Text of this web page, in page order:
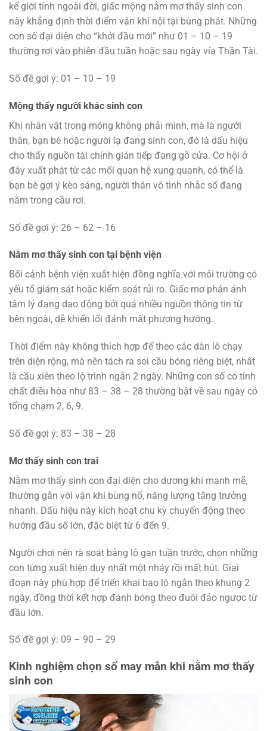
kể giới tính ngoài đời, giấc mộng nằm mơ thấy sinh con
này khẳng định thời điểm vận khí nội tại bùng phát. Những
con số đại diện cho “khởi đầu mới” như 01 – 10 – 19
thường rơi vào phiên đầu tuần hoặc sau ngày vía Thần Tài.
Số đề gợi ý: 01 – 10 – 19
Mộng thấy người khác sinh con
Khi nhân vật trong mộng không phải mình, mà là người
thân, bạn bè hoặc người lạ đang sinh con, đó là dấu hiệu
cho thấy nguồn tài chính gián tiếp đang gõ cửa. Cơ hội ở
đây xuất phát từ các mối quan hệ xung quanh, có thể là
bạn bè gợi ý kèo sáng, người thân vô tình nhắc số đang
nằm trong cầu rơi.
Số đề gợi ý: 26 – 62 – 16
Nằm mơ thấy sinh con tại bệnh viện
Bối cảnh bệnh viện xuất hiện đồng nghĩa với môi trường có
yếu tố giám sát hoặc kiểm soát rủi ro. Giấc mơ phản ánh
tâm lý đang dao động bởi quá nhiều nguồn thông tin từ
bên ngoài, dễ khiến lối đánh mất phương hướng.
Thời điểm này không thích hợp để theo các dàn lô chạy
trên diện rộng, mà nên tách ra soi cầu bóng riêng biệt, nhất
là cầu xiên theo lộ trình ngắn 2 ngày. Những con số có tính
chất điều hòa như 83 – 38 – 28 thường bật về sau ngày có
tổng chạm 2, 6, 9.
Số đề gợi ý: 83 – 38 – 28
Mơ thấy sinh con trai
Nằm mơ thấy sinh con đại diện cho dương khí mạnh mẽ,
thường gắn với vận khí bùng nổ, năng lượng tăng trưởng
nhanh. Dấu hiệu này kích hoạt chu kỳ chuyển động theo
hướng đầu số lớn, đặc biệt từ 6 đến 9.
Người chơi nên rà soát bảng lô gan tuần trước, chọn những
con từng xuất hiện duy nhất một nháy rồi mất hút. Giai
đoạn này phù hợp để triển khai bao lô ngắn theo khung 2
ngày, đồng thời kết hợp đánh bóng theo đuôi đảo ngược từ
đầu lớn.
Số đề gợi ý: 09 – 90 – 29
Kinh nghiệm chọn số may mắn khi nằm mơ thấy
sinh con